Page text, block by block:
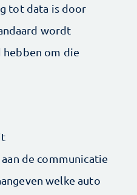
tot data is door
wordt
om die
de communicatie
welke auto